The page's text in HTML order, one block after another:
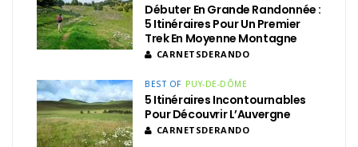
Débuter En Grande Randonnée :
5 Itinéraires Pour Un Premier
Trek En Moyenne Montagne
CARNETSDERANDO
BEST OF PUY-DE-DÔME
5 Itinéraires Incontournables
Pour Découvrir L’Auvergne
CARNETSDERANDO